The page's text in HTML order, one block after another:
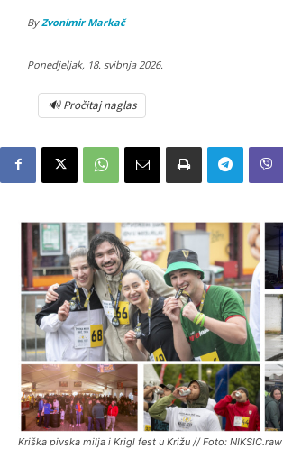
By Zvonimir Markač
Ponedjeljak, 18. svibnja 2026.
🔊 Pročitaj naglas
Kriška pivska milja i Krigl fest u Križu // Foto: NIKSIC.raw